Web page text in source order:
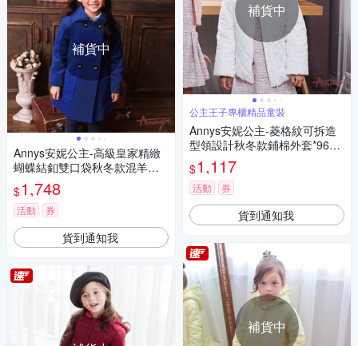
補貨中
Annys安妮公主-高級皇家精緻
蝴蝶結釦雙口袋秋冬款混羊毛
大衣*6676藍色
$1,748
活動 券
貨到通知我
補貨中
公主王子專櫃精品童裝
Annys安妮公主-菱格紋可拆造
型領設計秋冬款鋪棉外套*9682
白色
$1,117
活動 券
貨到通知我
補貨中